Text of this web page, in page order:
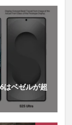
はベゼルが超